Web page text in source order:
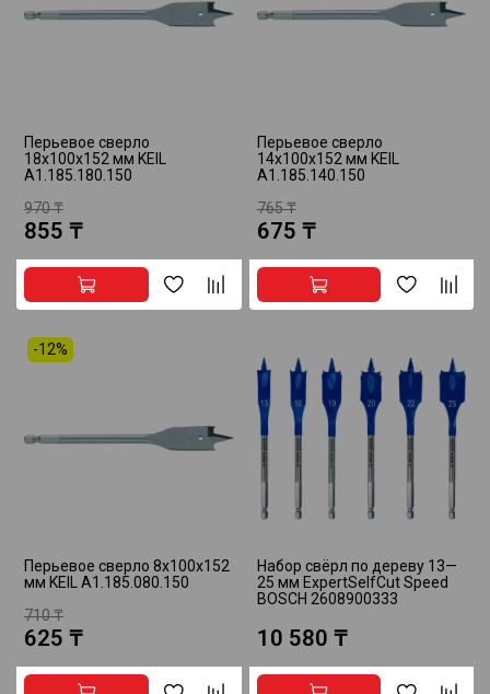
Перьевое сверло
18х100х152 мм KEIL
A1.185.180.150
970 ₸
855 ₸
Перьевое сверло
14х100х152 мм KEIL
A1.185.140.150
765 ₸
675 ₸
-12%
Перьевое сверло 8х100х152
мм KEIL A1.185.080.150
710 ₸
625 ₸
Набор свёрл по дереву 13—
25 мм ExpertSelfCut Speed
BOSCH 2608900333
10 580 ₸